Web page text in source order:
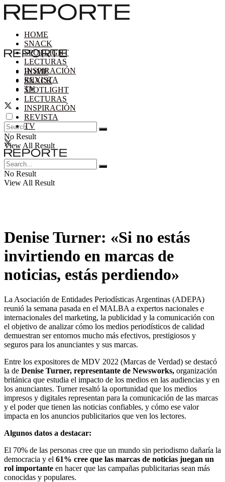
HOME
SNACK
SPOTLIGHT
LECTURAS
INSPIRACIÓN
REVISTA
TV
No Result
View All Result
HOME
SNACK
SPOTLIGHT
LECTURAS
INSPIRACIÓN
REVISTA
TV
No Result
View All Result
Denise Turner: «Si no estás
invirtiendo en marcas de
noticias, estás perdiendo»
La Asociación de Entidades Periodísticas Argentinas (ADEPA)
reunió la semana pasada en el MALBA a expertos nacionales e
internacionales del marketing, la publicidad y la comunicación con
el objetivo de analizar cómo los medios periodísticos de calidad
demuestran ser entornos mucho más efectivos, prestigiosos y
seguros para los anunciantes y sus marcas.
Entre los expositores de MDV 2022 (Marcas de Verdad) se destacó
la de Denise Turner, representante de Newsworks, organización
británica que estudia el impacto de los medios en las audiencias y en
los anunciantes. Turner resaltó la oportunidad que los medios
impresos y digitales representan para la comunicación de las marcas
y el poder que tienen las noticias confiables, y cómo ese valor
impacta en los anuncios publicitarios que ven los lectores.
Algunos datos a destacar:
El 70% de las personas cree que un mundo sin periodismo dañaría la
democracia y el 61% cree que las marcas de noticias juegan un
rol importante en hacer que las campañas publicitarias sean más
conocidas y populares.